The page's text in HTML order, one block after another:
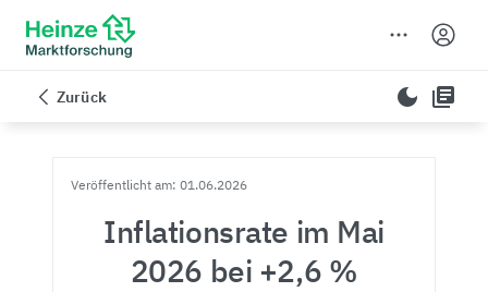
Veröffentlicht am: 01.06.2026
Inflationsrate im Mai
2026 bei +2,6 %
Zurück dark_mode library_books